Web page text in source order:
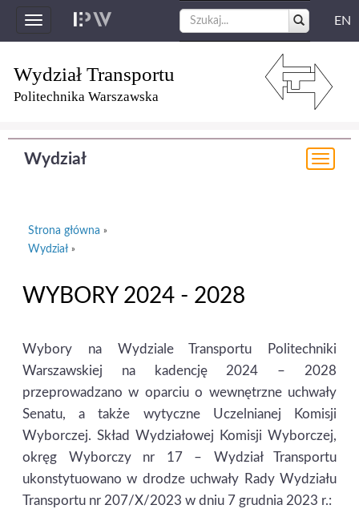
Toggle
navigation
EN
Wydział Transportu
Politechnika Warszawska
Wydział
Strona główna »
Wydział »
WYBORY 2024 - 2028
Wybory na Wydziale Transportu Politechniki
Warszawskiej na kadencję 2024 – 2028
przeprowadzano w oparciu o wewnętrzne uchwały
Senatu, a także wytyczne Uczelnianej Komisji
Wyborczej. Skład Wydziałowej Komisji Wyborczej,
okręg Wyborczy nr 17 – Wydział Transportu
ukonstytuowano w drodze uchwały Rady Wydziału
Transportu nr 207/X/2023 w dniu 7 grudnia 2023 r.: